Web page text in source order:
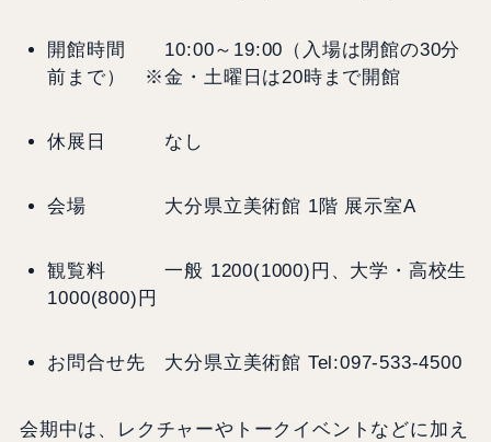
開館時間 10:00～19:00（入場は閉館の30分
前まで） ※金・土曜日は20時まで開館
休展日 なし
会場 大分県立美術館 1階 展示室A
観覧料 一般 1200(1000)円、大学・高校生
1000(800)円
お問合せ先 大分県立美術館 Tel:097-533-4500
会期中は、レクチャーやトークイベントなどに加え